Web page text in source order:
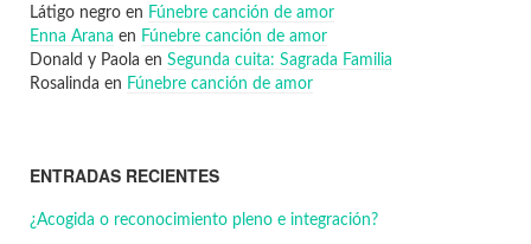
Látigo negro en Fúnebre canción de amor
Enna Arana en Fúnebre canción de amor
Donald y Paola en Segunda cuita: Sagrada Familia
Rosalinda en Fúnebre canción de amor
ENTRADAS RECIENTES
¿Acogida o reconocimiento pleno e integración?